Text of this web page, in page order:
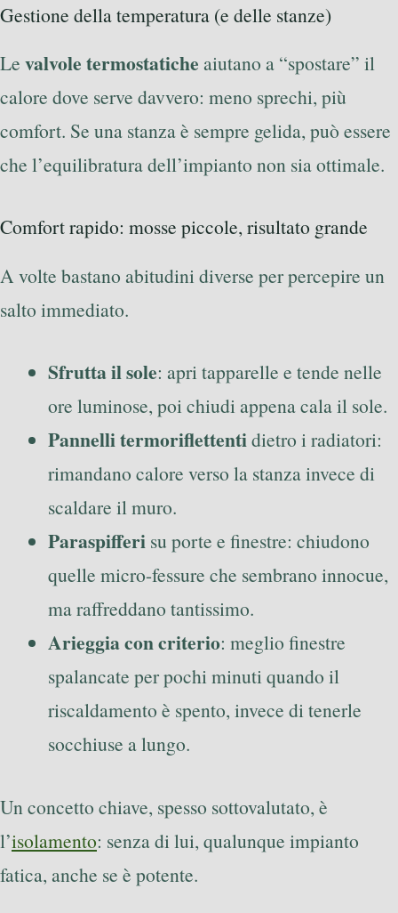
Gestione della temperatura (e delle stanze)
Le valvole termostatiche aiutano a “spostare” il
calore dove serve davvero: meno sprechi, più
comfort. Se una stanza è sempre gelida, può essere
che l’equilibratura dell’impianto non sia ottimale.
Comfort rapido: mosse piccole, risultato grande
A volte bastano abitudini diverse per percepire un
salto immediato.
Sfrutta il sole: apri tapparelle e tende nelle
ore luminose, poi chiudi appena cala il sole.
Pannelli termoriflettentidietro i radiatori:
rimandano calore verso la stanza invece di
scaldare il muro.
Paraspifferi su porte e finestre: chiudono
quelle micro-fessure che sembrano innocue,
ma raffreddano tantissimo.
Arieggia con criterio: meglio finestre
spalancate per pochi minuti quando il
riscaldamento è spento, invece di tenerle
socchiuse a lungo.
Un concetto chiave, spesso sottovalutato, è
l’isolamento: senza di lui, qualunque impianto
fatica, anche se è potente.